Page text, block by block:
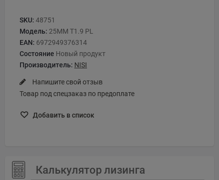
SKU: 48751
Модель: 25MM T1.9 PL
EAN: 6972949376314
Состояние Новый продукт
Производитель: NISI
Напишите свой отзыв
Товар под спецзаказ по предоплате
Добавить в список
Калькулятор лизинга